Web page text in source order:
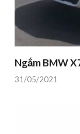
Ngắm BMW
31/05/2021